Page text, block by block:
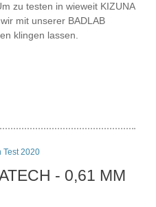
zu testen in wieweit KIZUNA
mit unserer BADLAB
klingen lassen.
Test 2020
- 0,61 MM